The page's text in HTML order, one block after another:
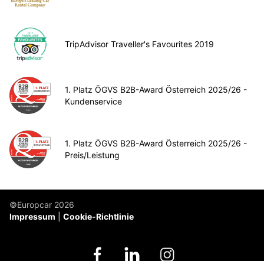
TripAdvisor Traveller's Favourites 2019
1. Platz ÖGVS B2B-Award Österreich 2025/26 -
Kundenservice
1. Platz ÖGVS B2B-Award Österreich 2025/26 -
Preis/Leistung
©Europcar 2026
Impressum
Cookie-Richtlinie